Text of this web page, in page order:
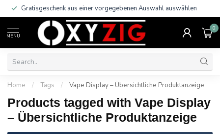
Gratisgeschenk aus einer vorgegebenen Auswahl auswählen
MENU
0
Home / Tags / Vape Display – Übersichtliche Produktanzeige
Products tagged with Vape Display
– Übersichtliche Produktanzeige